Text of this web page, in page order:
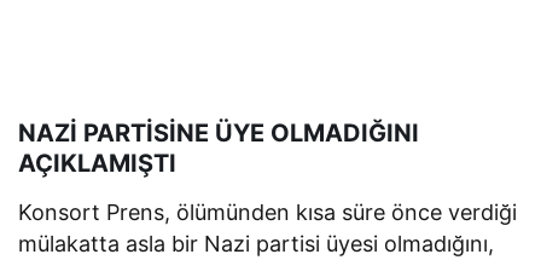
NAZİ PARTİSİNE ÜYE OLMADIĞINI
AÇIKLAMIŞTI
Konsort Prens, ölümünden kısa süre önce verdiği
mülakatta asla bir Nazi partisi üyesi olmadığını,